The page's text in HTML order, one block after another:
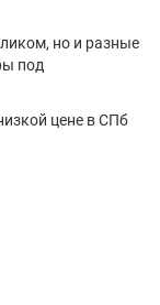
но и разные
под
цене в СПб